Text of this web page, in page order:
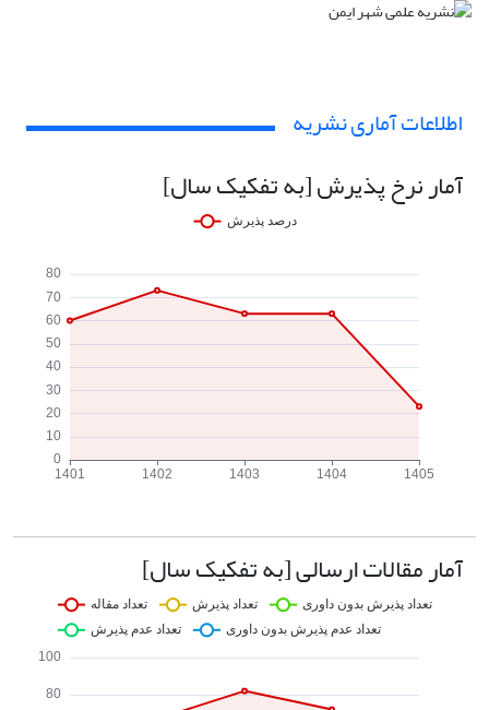
اطلاعات آماری نشریه
آمار نرخ پذیرش [به تفکیک سال]
آمار مقالات ارسالی [به تفکیک سال]